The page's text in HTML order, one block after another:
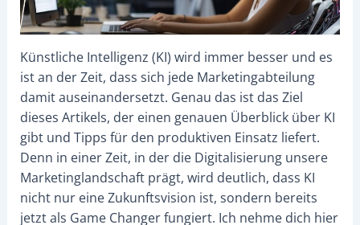
Künstliche Intelligenz (KI) wird immer besser und es
ist an der Zeit, dass sich jede Marketingabteilung
damit auseinandersetzt. Genau das ist das Ziel
dieses Artikels, der einen genauen Überblick über KI
gibt und Tipps für den produktiven Einsatz liefert.
Denn in einer Zeit, in der die Digitalisierung unsere
Marketinglandschaft prägt, wird deutlich, dass KI
nicht nur eine Zukunftsvision ist, sondern bereits
jetzt als Game Changer fungiert. Ich nehme dich hier